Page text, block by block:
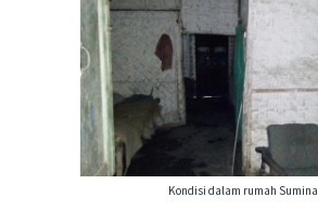
Kondisi dalam rumah Sumina